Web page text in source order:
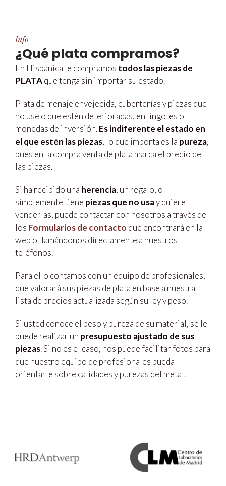
Info
¿Qué plata compramos?
En Hispánica le compramos todos las piezas de
PLATAque tenga sin importar su estado.
Plata de menaje envejecida, cuberterías y piezas que
no use o que estén deterioradas, en lingotes o
monedas de inversión.Es indiferente el estado en
el que estén las piezas, lo que importa es la pureza,
pues en la compra venta de plata marca el precio de
las piezas.
Si ha recibido una herencia, un regalo, o
simplemente tiene piezas que no usay quiere
venderlas, puede contactar con nosotros a través de
los Formularios de contacto que encontrará en la
web o llamándonos directamente a nuestros
teléfonos.
Para ello contamos con un equipo de profesionales,
que valorará sus piezas de plata en base a nuestra
lista de precios actualizada según su ley y peso.
Si usted conoce el peso y pureza de su material, se le
puede realizar un presupuesto ajustado de sus
piezas. Si no es el caso, nos puede facilitar fotos para
que nuestro equipo de profesionales pueda
orientarle sobre calidades y purezas del metal.